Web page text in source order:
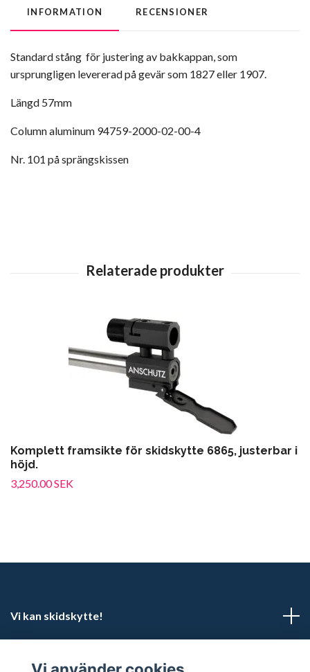
INFORMATION RECENSIONER
Standard stång för justering av bakkappan, som
ursprungligen levererad på gevär som 1827 eller 1907.
Längd 57mm
Column aluminum 94759-2000-02-00-4
Nr. 101 på sprängskissen
Komplett framsikte för skidskytte 6865, justerbar i
höjd.
3,250.00 SEK
Vi kan skidskytte!